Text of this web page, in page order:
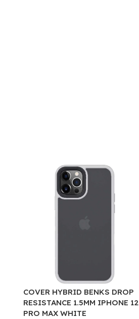
COVER HYBRID BENKS DROP
RESISTANCE 1.5MM IPHONE 12
PRO MAX WHITE